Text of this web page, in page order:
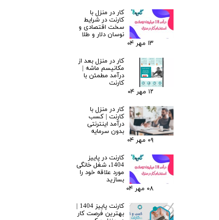
کار در منزل با
کارنت در شرایط
سخت اقتصادی و
نوسان دلار و طلا
۱۳ مهر ۰۴
کار در منزل بعد از
مکانیسم ماشه |
درآمد مطمئن با
کارنت
۱۲ مهر ۰۴
کار در منزل با
کارنت | کسب
درآمد اینترنتی
بدون سرمایه
۰۹ مهر ۰۴
کارنت در پاییز
1404، شغل خانگی
مورد علاقه خود را
بسازید
۰۸ مهر ۰۴
کارنت پاییز 1404 |
بهترین فرصت کار